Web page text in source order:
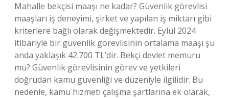
Mahalle bekçisi maaşı ne kadar? Güvenlik görevlisi
maaşları iş deneyimi, şirket ve yapılan iş miktarı gibi
kriterlere bağlı olarak değişmektedir. Eylül 2024
itibariyle bir güvenlik görevlisinin ortalama maaşı şu
anda yaklaşık 42.700 TL’dir. Bekçi devlet memuru
mu? Güvenlik görevlisinin görev ve yetkileri
doğrudan kamu güvenliği ve düzeniyle ilgilidir. Bu
nedenle, kamu hizmeti çalışma şartlarına ek olarak,